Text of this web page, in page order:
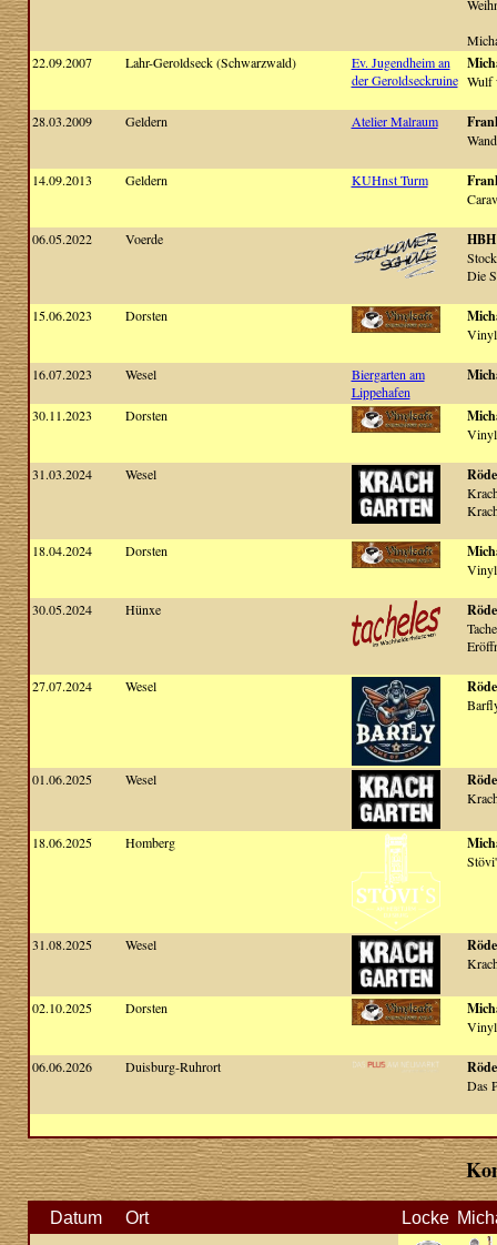
Seit 2024 gibt es ein Duo mit dem
Ostersonntag erstmalig im
& Micha" aufgetreten ist.
22.09.2007
Lahr-Geroldseck (Schwarzwald)
Ev. Jugendheim an
der Geroldseckruine Wulf
28.03.2009 Geldern Atelier Malraum
14.09.2013 Geldern KUHnst Turm
06.05.2022 Voerde HBH
Die
15.06.2023 Dorsten
16.07.2023 Wesel
Biergarten am
Lippehafen
30.11.2023 Dorsten
31.03.2024 Wesel
18.04.2024 Dorsten
30.05.2024 Hünxe
27.07.2024 Wesel
01.06.2025 Wesel
18.06.2025 Homberg
31.08.2025 Wesel
02.10.2025 Dorsten
06.06.2026 Duisburg-Ruhrort
Das
Datum Ort Locke